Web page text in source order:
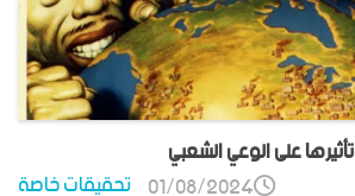
على الوعي الشعبي
تحقيقات خاصة